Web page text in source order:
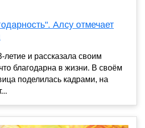
Алсу отмечает
летие и рассказала своим
благодарна в жизни. В своём
поделилась кадрами, на